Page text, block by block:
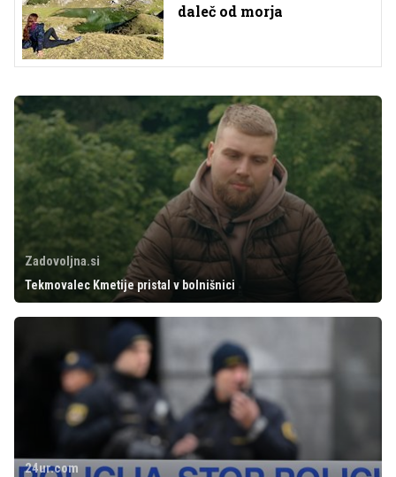
daleč od morja
Zadovoljna.si
Tekmovalec Kmetije pristal v bolnišnici
24ur.com